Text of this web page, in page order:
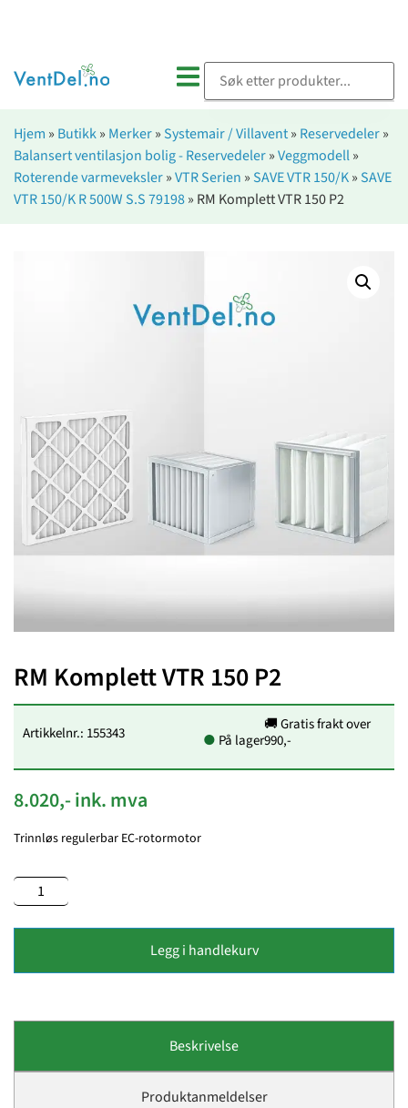
Hjem » Butikk» Merker» Systemair / Villavent» Reservedeler»
Balansert ventilasjon bolig - Reservedeler»Veggmodell»
Roterende varmeveksler»VTR Serien » SAVE VTR 150/K» SAVE
VTR 150/K R 500W S.S 79198» RM Komplett VTR 150 P2
RM Komplett VTR 150 P2
Artikkelnr.: 155343 ● På lager
🚚 Gratis frakt over
990,-
8.020,- ink. mva
Trinnløs regulerbar EC-rotormotor
Legg i handlekurv
Beskrivelse
Produktanmeldelser